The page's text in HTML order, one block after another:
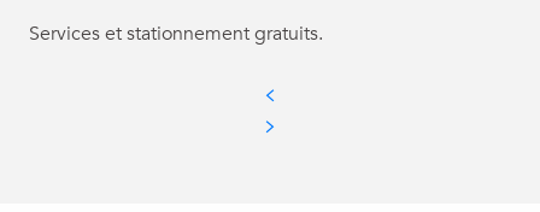
Services et stationnement gratuits.